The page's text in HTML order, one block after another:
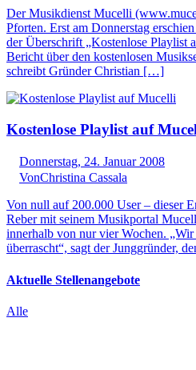
Der Musikdienst Mucelli
Pforten. Erst am Donnerstag
der Überschrift „Kostenlose Playlist
Bericht über den kostenlosen
schreibt Gründer Christian […]
Kostenlose Playlist auf
Donnerstag, 24. Januar 2008
VonChristina Cassala
Von null auf 200.000 User – dieser
Reber mit seinem Musikportal
innerhalb von nur vier Wochen.
überrascht“, sagt der Junggründer,
Aktuelle Stellenangebote
Alle